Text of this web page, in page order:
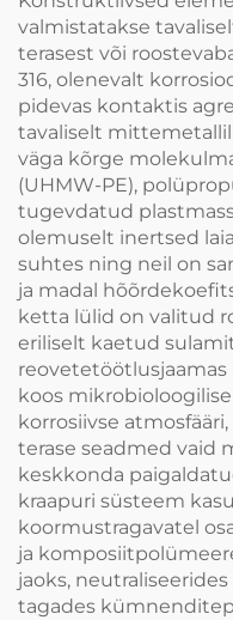
valmistatakse
terasest või
316, olenevalt
pidevas kontaktis
tavaliselt
väga kõrge
(UHMW-PE),
tugevdatud
olemuselt inertsed
suhtes ning neil on
ja madal
ketta lülid on valitud
eriliselt kaetud
reovetetöötlusjaamas
koos
korrosiivse
terase seadmed vaid
keskkonda
kraapuri süsteem
koormustragavatel
ja
jaoks,
tagades